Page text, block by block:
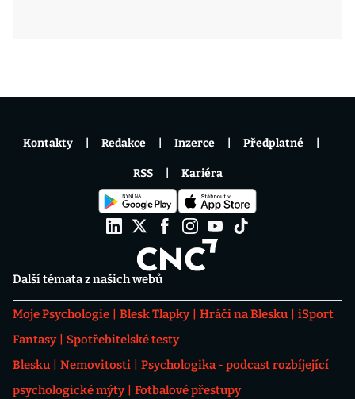
Další témata z našich webů
Moje Psychologie Blesk Tlapky Hráči na Blesku
iSport
Fantasy
Spotřebitelské testy
Blesku
Nemovitosti
Psychologika - podcast rozbíjející
psychologické mýty
Fotbalové přestupy
Kontakty Redakce Inzerce Předplatné
RSS Kariéra